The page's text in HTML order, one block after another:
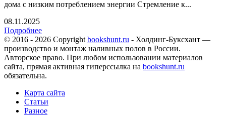
дома с низким потреблением энергии Стремление к...
08.11.2025
Подробнее
© 2016 - 2026 Copyright bookshunt.ru - Холдинг-Буксхант —
производство и монтаж наливных полов в России.
Авторское право. При любом использовании материалов
сайта, прямая активная гиперссылка на bookshunt.ru
обязательна.
Карта сайта
Статьи
Разное